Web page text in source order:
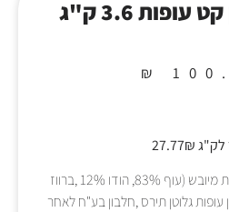
₪
27.77₪
בשר עופות מיובש (עוף 83%, הודו 12% ,ברווז
עופות גלוטן תירס ,חלבון בע"ח לאחר